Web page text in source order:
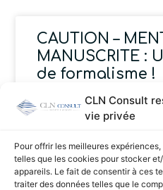
CLN Consult
vie privée
Pour offrir les meilleures
telles que les cookies pour stocker
appareils. Le fait de consentir à ces
traiter des données telles que le
CAUTION –
MANUSCRITE :
de formalisme !
La Cour de cassation a
elle intervient pour
une
Lire la suite ➔